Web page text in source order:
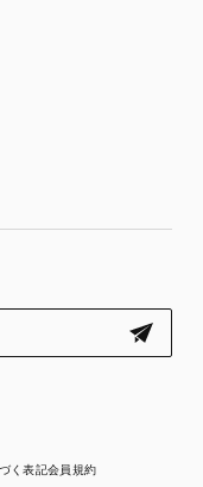
く表記会員規約